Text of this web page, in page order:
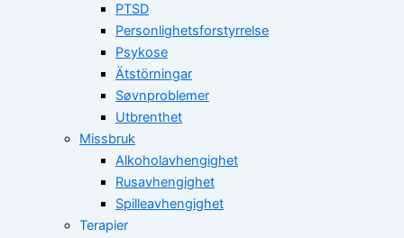
PTSD
Personlighetsforstyrrelse
Psykose
Ätstörningar
Søvnproblemer
Utbrenthet
Missbruk
Alkoholavhengighet
Rusavhengighet
Spilleavhengighet
Terapier